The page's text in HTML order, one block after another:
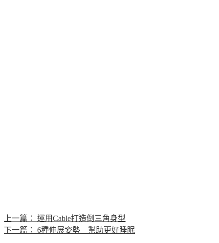
上一篇：
運用Cable打造倒三角身型
下一篇：
6種伸展姿勢 幫助更好睡眠